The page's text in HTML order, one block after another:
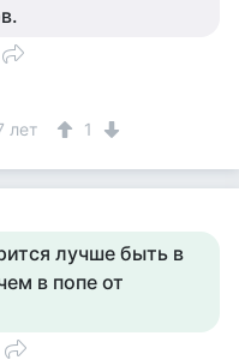
лет 1
лучше быть в
в попе от